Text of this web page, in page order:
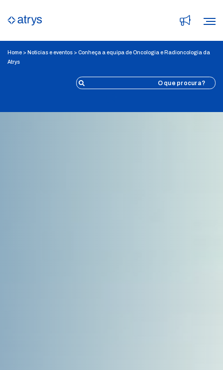
Home > Notícias e eventos > Conheça a equipa de Oncologia e Radioncologia da
Atrys